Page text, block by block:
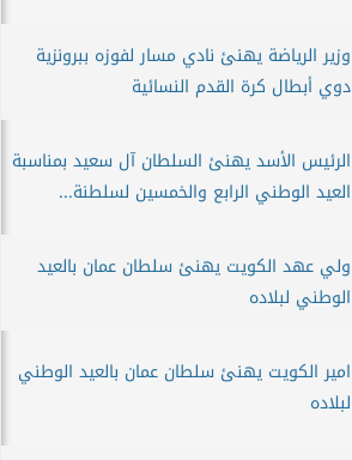
وزير الرياضة يهنئ نادي مسار لفوزه ببرونزية
دوي أبطال كرة القدم النسائية
الرئيس الأسد يهنئ السلطان آل سعيد بمناسبة
العيد الوطني الرابع والخمسين لسلطنة...
ولي عهد الكويت يهنئ سلطان عمان بالعيد
الوطني لبلاده
امير الكويت يهنئ سلطان عمان بالعيد الوطني
لبلاده